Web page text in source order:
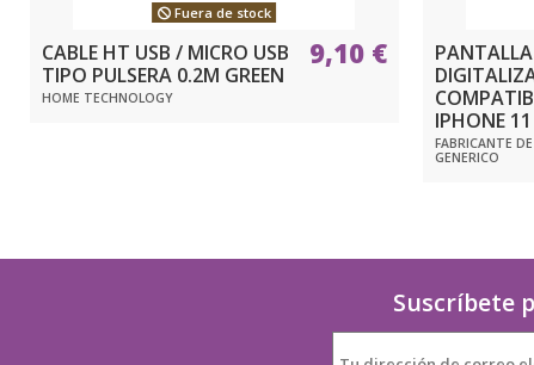
Fuera de stock
CABLE HT USB / MICRO USB
TIPO PULSERA 0.2M GREEN
HOME TECHNOLOGY
9,10 €
IPHONE
FABRICANTE
GENERICO
Suscríbete